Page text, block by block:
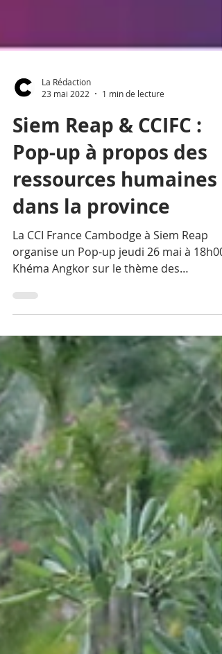
23 mai 2022
1 min de lecture
Siem Reap & CCIFC :
Pop-up à propos des
ressources humaines
dans la province
organise un Pop-up jeudi 26 mai à 18h00
Khéma Angkor sur le thème des
Ressources humaines...